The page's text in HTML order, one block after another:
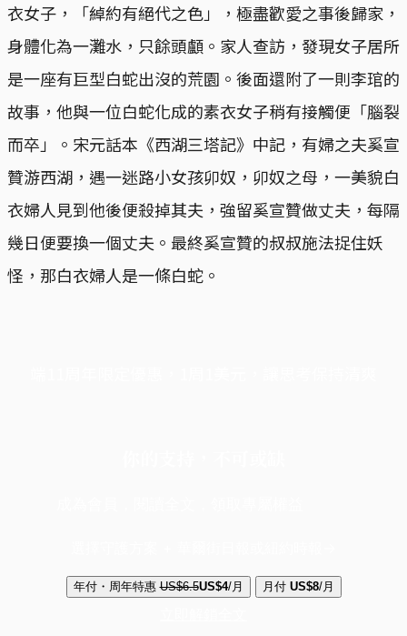
衣女子，「綽約有絕代之色」，極盡歡愛之事後歸家，
身體化為一灘水，只餘頭顱。家人查訪，發現女子居所
是一座有巨型白蛇出沒的荒園。後面還附了一則李琯的
故事，他與一位白蛇化成的素衣女子稍有接觸便「腦裂
而卒」。宋元話本《西湖三塔記》中記，有婦之夫奚宣
贊游西湖，遇一迷路小女孩卯奴，卯奴之母，一美貌白
衣婦人見到他後便殺掉其夫，強留奚宣贊做丈夫，每隔
幾日便要換一個丈夫。最終奚宣贊的叔叔施法捉住妖
怪，那白衣婦人是一條白蛇。
年付・周年特惠 US$6.5US$4/月 月付 US$8/月